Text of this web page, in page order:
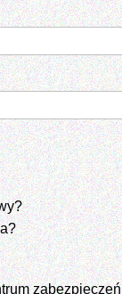
zabezpieczeń